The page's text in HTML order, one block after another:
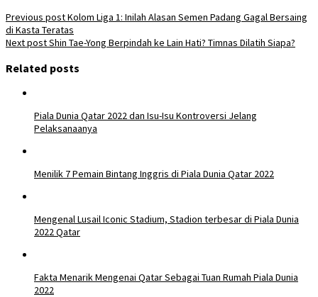
Post
navigation
Previous postKolom Liga 1: Inilah Alasan Semen Padang Gagal Bersaing
di Kasta Teratas
Next postShin Tae-Yong Berpindah ke Lain Hati? Timnas Dilatih Siapa?
Related posts
Piala Dunia Qatar 2022 dan Isu-Isu Kontroversi Jelang
Pelaksanaanya
Menilik 7 Pemain Bintang Inggris di Piala Dunia Qatar 2022
Mengenal Lusail Iconic Stadium, Stadion terbesar di Piala Dunia
2022 Qatar
Fakta Menarik Mengenai Qatar Sebagai Tuan Rumah Piala Dunia
2022